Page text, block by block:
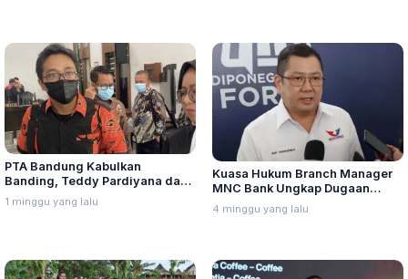
PTA Bandung Kabulkan
Banding, Teddy Pardiyana dan
Bintang Ditetapkan Ahli Waris
Lina Jubaedah
1 minggu yang lalu
Kuasa Hukum Branch Manager
MNC Bank Ungkap Dugaan
Penganiayaan oleh Hary Tanoe
di MNC Towe
4 minggu yang lalu